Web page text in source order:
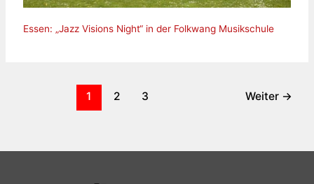
Essen: „Jazz Visions Night“ in der Folkwang Musikschule
1 2 3 Weiter →